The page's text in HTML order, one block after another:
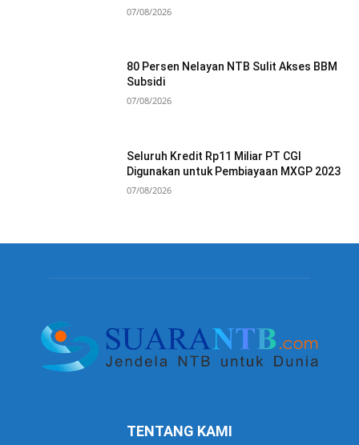
07/08/2026
80 Persen Nelayan NTB Sulit Akses BBM
Subsidi
07/08/2026
Seluruh Kredit Rp11 Miliar PT CGI
Digunakan untuk Pembiayaan MXGP 2023
07/08/2026
TENTANG KAMI